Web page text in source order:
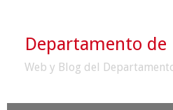
Departamento
Web y Blog del